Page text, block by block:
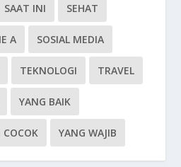
SAAT INI SEHAT
A SOSIAL MEDIA
TEKNOLOGI TRAVEL
YANG BAIK
COCOK YANG WAJIB